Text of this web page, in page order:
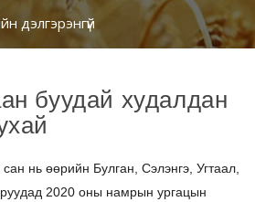
дэлгэрэнгүй
буудай худалдан
нь өөрийн Булган, Сэлэнгэ, Угтаал,
2020 оны намрын ургацын